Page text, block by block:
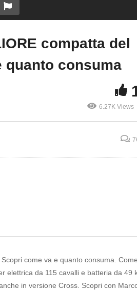
compatta del
quanto consuma
6.27K Views
come va e quanto consuma.
elettrica da 115 cavalli e batteria da 49
in versione Cross. Scopri con